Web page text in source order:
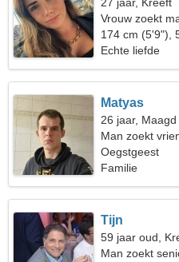
Vrouw zoekt
174 cm (5'9"),
Echte liefde
Matyas
26 jaar, Maagd
Man zoekt
Oegstgeest
Familie
Tijn
59 jaar oud,
Man zoekt